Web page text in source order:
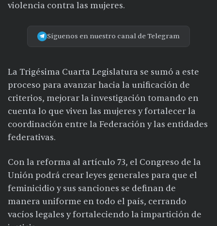
violencia contra las mujeres.
Síguenos en nuestro canal de Telegram
La Trigésima Cuarta Legislatura se sumó a este
proceso para avanzar hacia la unificación de
criterios, mejorar la investigación tomando en
cuenta lo que viven las mujeres y fortalecer la
coordinación entre la Federación y las entidades
federativas.
Con la reforma al artículo 73, el Congreso de la
Unión podrá crear leyes generales para que el
feminicidio y sus sanciones se definan de
manera uniforme en todo el país, cerrando
vacíos legales y fortaleciendo la impartición de